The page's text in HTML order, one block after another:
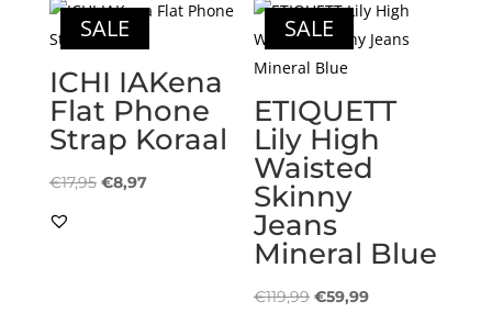
SALE
ICHI IAKena
Flat Phone
Strap Koraal
€17,95 Oorspronkelijke
€8,97Huidige
SALE
ETIQUETT
Lily High
Waisted
Skinny
Jeans
Mineral Blue
€119,99 Oorspronkelijke
€59,99Huidige